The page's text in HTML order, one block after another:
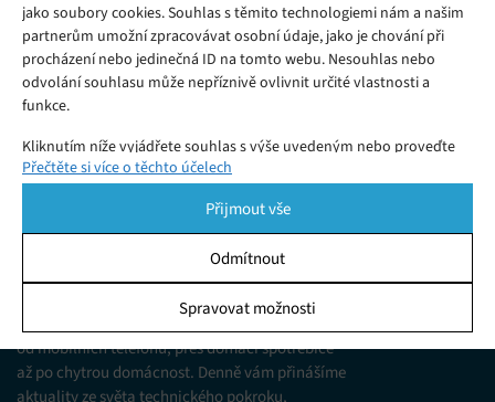
jako soubory cookies. Souhlas s těmito technologiemi nám a našim
partnerům umožní zpracovávat osobní údaje, jako je chování při
procházení nebo jedinečná ID na tomto webu. Nesouhlas nebo
odvolání souhlasu může nepříznivě ovlivnit určité vlastnosti a
funkce.
Kliknutím níže vyjádřete souhlas s výše uvedeným nebo proveďte
podrobnější rozhodnutí. Vaše volby budou použity pouze na tomto
pomocí přepínačů v Zásadách cookies nebo kliknutím na tlačítko
Spravovat souhlas ve spodní části obrazovky.
Ukládání a/nebo přístup k informacím v zařízení, Porozumění
publiku prostřednictvím statistik nebo kombinací údajů z
různých zdrojů.
Přečtěte si více o těchto účelech
Přijmout vše
Odmítnout
Spravovat možnosti
španělské vesnici Bobadilla výzkumně-vývojové centrum za
půl miliardy dolarů.
Jsme web zajímající se o technologické novinky
od mobilních telefonů, přes domácí spotřebiče
až po chytrou domácnost. Denně vám přinášíme
aktuality ze světa technického pokroku,